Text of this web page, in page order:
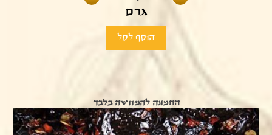
גרם
התמונה להמחשה בלבד